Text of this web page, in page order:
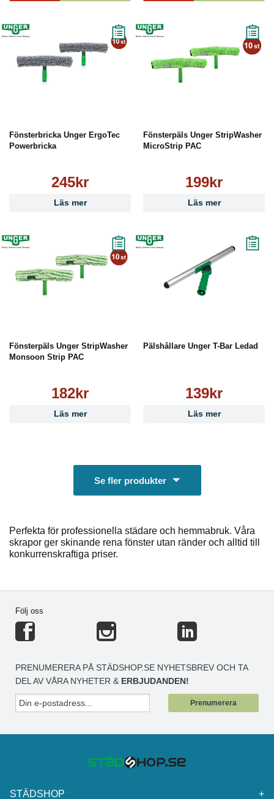
Fönsterbricka Unger ErgoTec
Powerbricka
245kr
Läs mer
Fönsterpäls Unger StripWasher
MicroStrip PAC
199kr
Läs mer
Fönsterpäls Unger StripWasher
Monsoon Strip PAC
182kr
Läs mer
Pälshållare Unger T-Bar Ledad
139kr
Läs mer
Se fler produkter
Perfekta för professionella städare och hemmabruk. Våra
skrapor ger skinande rena fönster utan ränder och alltid till
konkurrenskraftiga priser.
Följ oss
PRENUMERERA PÅ STÄDSHOP.SE NYHETSBREV OCH TA
DEL AV VÅRA NYHETER & ERBJUDANDEN!
Prenumerera
STÄDSHOP +